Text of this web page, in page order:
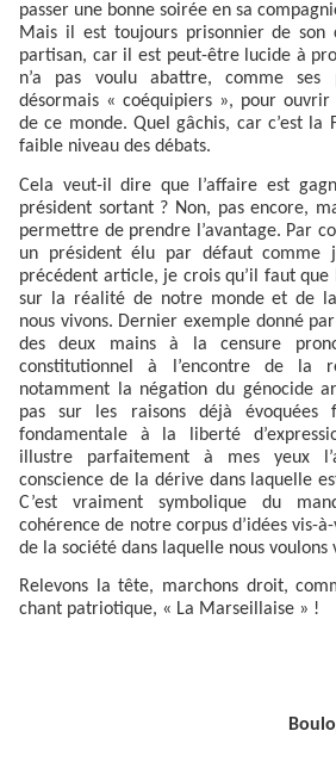
passer une bonne soirée en sa
Mais il est toujours prisonnier de son
partisan, car il est peut-être lucide à
n’a pas voulu abattre, comme ses
désormais « coéquipiers », pour
de ce monde. Quel gâchis, car c’est la
faible niveau des débats.
Cela veut-il dire que l’affaire est
président sortant ? Non, pas encore,
permettre de prendre l’avantage. Par
un président élu par défaut comme
précédent article, je crois qu’il faut que
sur la réalité de notre monde et de
nous vivons. Dernier exemple donné
des deux mains à la censure
constitutionnel à l’encontre de la
notamment la négation du génocide
pas sur les raisons déjà
fondamentale à la liberté
illustre parfaitement à mes yeux
conscience de la dérive dans laquelle
C’est vraiment symbolique du
cohérence de notre corpus d’idées vis-
de la société dans laquelle nous voulons
Relevons la tête, marchons droit,
chant patriotique, « La Marseillaise » !